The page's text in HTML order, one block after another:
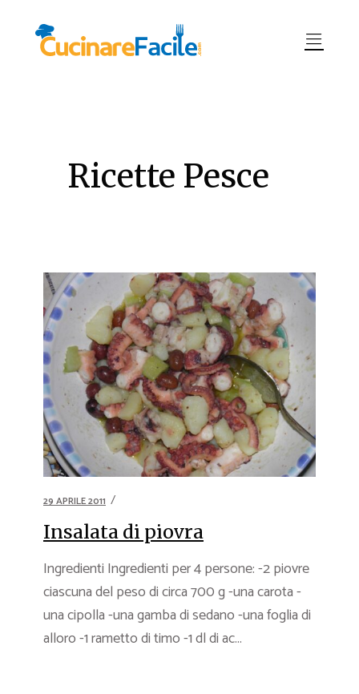
Ricette Pesce
29 APRILE 2011
Insalata di piovra
Ingredienti Ingredienti per 4 persone: -2 piovre
ciascuna del peso di circa 700 g -una carota -
una cipolla -una gamba di sedano -una foglia di
alloro -1 rametto di timo -1 dl di ac...